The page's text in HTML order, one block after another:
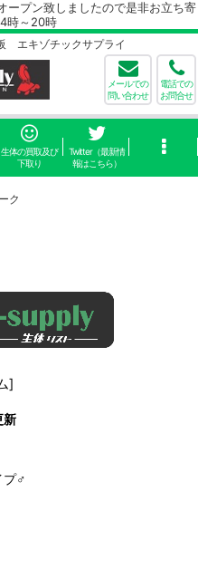
致しましたので是非お立ち寄
～20時
エキゾチックサプライ
メールでの
問い合わせ
電話での
お問合せ
生体の買取及び
下取り
Twitter（最新情
報はこちら）
ク
]
新
プ♂